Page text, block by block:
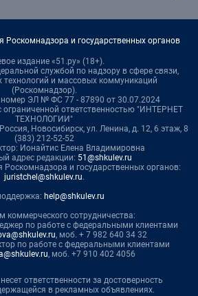
Роскомнадзора и государственных органов
издание «51.ру» (18+).
службой по надзору в сфере связи,
и массовых коммуникаций
(Роскомнадзор).
номер ЭЛ № ФС 77 - 87890 от 30.07.2024
ограниченной ответственностью "ИНТЕРНЕТ
ТЕХНОЛОГИИ"
Новосибирск, ул. Ленина, д. 12, 6 этаж, 8
(383) 212-52-52
Ионайтис Елена Владимировна
адрес редакции: 51@shkulev.ru
Роскомнадзора и государственных органов:
juristchel@shkulev.ru.
help@shkulev.ru
коммерческого сотрудничества:
по работе с федеральными клиентами
, моб. + 7 982 640 34 32
по работе с федеральными клиентами
, моб. +7 910 402 4056
ответственности за достоверность
в рекламных объявлениях.